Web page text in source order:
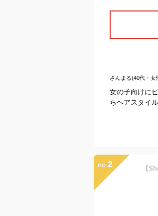
さんまる(40代・女
女の子向けに
らヘアスタイ
no. 2